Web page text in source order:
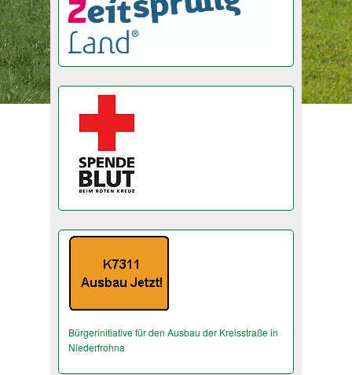
Bürgerinitiative für den Ausbau der Kreisstraße in
Niederfrohna